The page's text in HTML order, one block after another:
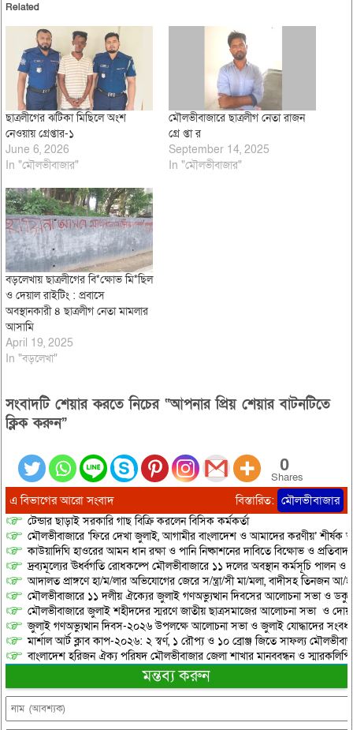
Related
ছাত্রলীগের ঝটিকা মিছিলে অংশ
নেওয়ায় গ্রেপ্তার-১
June 6, 2026
In "মৌলভীবাজার"
মৌলভীবাজারে ছাত্রলীগ নেতা রাজন
গ্রে প্তা র
September 14, 2025
In "মৌলভীবাজার"
বড়লেখায় ছাত্রলীগের বি*ক্ষোভ মি*ছিল
ও দেয়াল রাইটিং : প্রবাসে
অবস্থানকারী ৪ ছাত্রলীগ নেতা মামলার
আসামি
April 19, 2025
In "বড়লেখা"
সংবাদটি শেয়ার করতে নিচের “আপনার প্রিয় শেয়ার বাটনটিতে
ক্লিক করুন”
0
Shares
এ বিভাগের আরো সংবাদ বিস্তারিত: মৌলভীবাজার
টেন্ডার ছাড়াই সরকারি গাছ বিক্রি করলেন বিসিক কর্মকর্তা
মৌলভীবাজারে ‘ফিরে দেখা জুলাই, আগামীর বাংলাদেশ ও আমাদের করণীয়’ শীর্ষক
কাউয়াদিঘি হাওরের আমন ধান রক্ষা ও পানি নিষ্কাশনের দাবিতে বিক্ষোভ ও
দ্রব্যমূল্যের ঊর্ধ্বগতি রোধকল্পে মৌলভীবাজারে ১১ দলের অবস্থান কর্মসূচি পালন ও
আদালত প্রাঙ্গণে হা/ম/লার অভিযোগের জেরে স/ন্ত্রা/সী মা/মলা, বাদীসহ তিনজন আ/
মৌলভীবাজারে ১১ দলীয় ঐক্যের জুলাই গণঅভ্যুত্থান দিবসের আলোচনা সভা ও
মৌলভীবাজারে জুলাই শহীদদের স্মরণে জাতীয় ছাত্রসমাজের আলোচনা সভা ও
জুলাই গণঅভ্যুত্থান দিবস-২০২৬ উপলক্ষে আলোচনা সভা ও জুলাই যোদ্ধাদের
মার্শাল আর্ট ক্লাব কাপ-২০২৬: ২ স্বর্ণ, ১ রৌপ্য ও ১০ ব্রোঞ্জ জিতে সাফল্য
বাংলাদেশ হরিজন ঐক্য পরিষদ মৌলভীবাজার জেলা শাখার মানববন্ধন ও স্মারকলিপি
মন্তব্য করুন